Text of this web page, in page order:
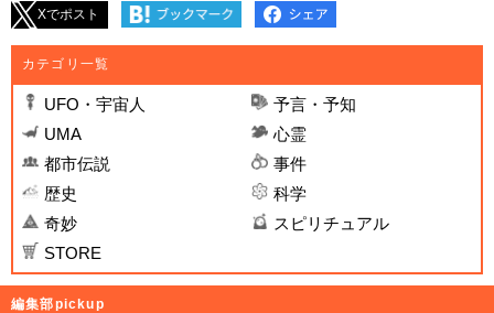
Xでポスト
カテゴリ一覧
UFO・宇宙人
予言・予知
UMA
心霊
都市伝説
事件
歴史
科学
奇妙
スピリチュアル
STORE
編集部pickup